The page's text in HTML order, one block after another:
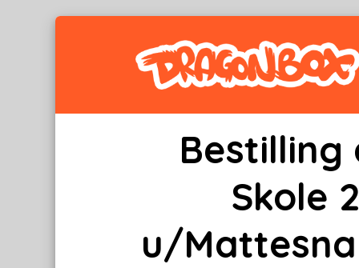
Bestilling
Skole
u/